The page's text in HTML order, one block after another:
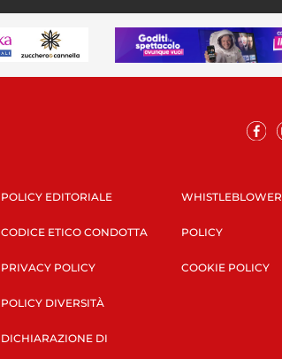
POLICY EDITORIALE
CODICE ETICO CONDOTTA
PRIVACY POLICY
POLICY DIVERSITÀ
DICHIARAZIONE DI
WHISTLEBLOWER
POLICY
COOKIE POLICY